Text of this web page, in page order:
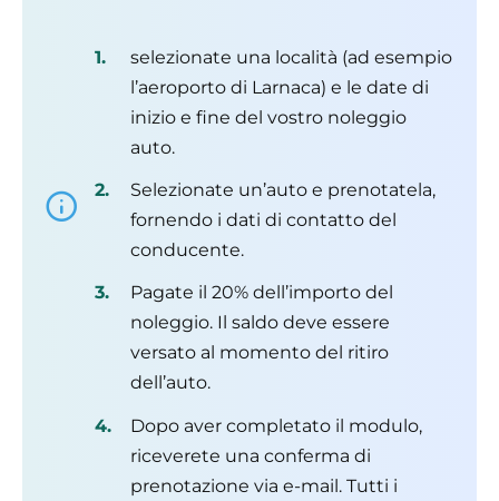
selezionate una località (ad esempio
l’aeroporto di Larnaca) e le date di
inizio e fine del vostro noleggio
auto.
Selezionate un’auto e prenotatela,
fornendo i dati di contatto del
conducente.
Pagate il 20% dell’importo del
noleggio. Il saldo deve essere
versato al momento del ritiro
dell’auto.
Dopo aver completato il modulo,
riceverete una conferma di
prenotazione via e-mail. Tutti i